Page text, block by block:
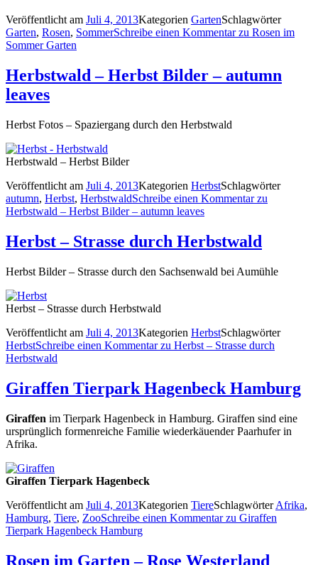
Veröffentlicht am Juli 4, 2013Kategorien GartenSchlagwörter
Garten, Rosen, SommerSchreibe einen Kommentarzu Rosen im
Sommer Garten
Herbstwald – Herbst Bilder – autumn
leaves
Herbst Fotos – Spaziergang durch den Herbstwald
Herbstwald – Herbst Bilder
Veröffentlicht am Juli 4, 2013Kategorien HerbstSchlagwörter
autumn, Herbst, HerbstwaldSchreibe einen Kommentarzu
Herbstwald – Herbst Bilder – autumn leaves
Herbst – Strasse durch Herbstwald
Herbst Bilder – Strasse durch den Sachsenwald bei Aumühle
Herbst – Strasse durch Herbstwald
Veröffentlicht am Juli 4, 2013Kategorien HerbstSchlagwörter
HerbstSchreibe einen Kommentarzu Herbst – Strasse durch
Herbstwald
Giraffen Tierpark Hagenbeck Hamburg
Giraffen im Tierpark Hagenbeck in Hamburg. Giraffen sind eine
ursprünglich formenreiche Familie wiederkäuender Paarhufer in
Afrika.
Giraffen Tierpark Hagenbeck
Veröffentlicht am Juli 4, 2013Kategorien TiereSchlagwörterAfrika,
Hamburg, Tiere, ZooSchreibe einen Kommentarzu Giraffen
Tierpark Hagenbeck Hamburg
Rosen im Garten – Rose Westerland